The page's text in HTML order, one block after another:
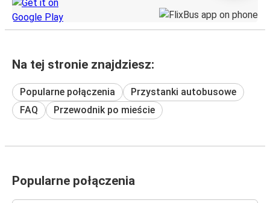
Na tej stronie znajdziesz:
Popularne połączenia
Przystanki autobusowe
FAQ
Przewodnik po mieście
Popularne połączenia